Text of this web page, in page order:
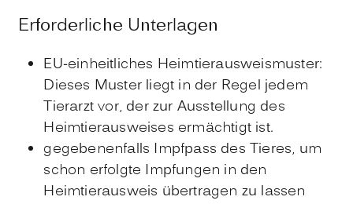
Erforderliche Unterlagen
EU-einheitliches Heimtierausweismuster:
Dieses Muster liegt in der Regel jedem
Tierarzt vor, der zur Ausstellung des
Heimtierausweises ermächtigt ist.
gegebenenfalls Impfpass des Tieres, um
schon erfolgte Impfungen in den
Heimtierausweis übertragen zu lassen